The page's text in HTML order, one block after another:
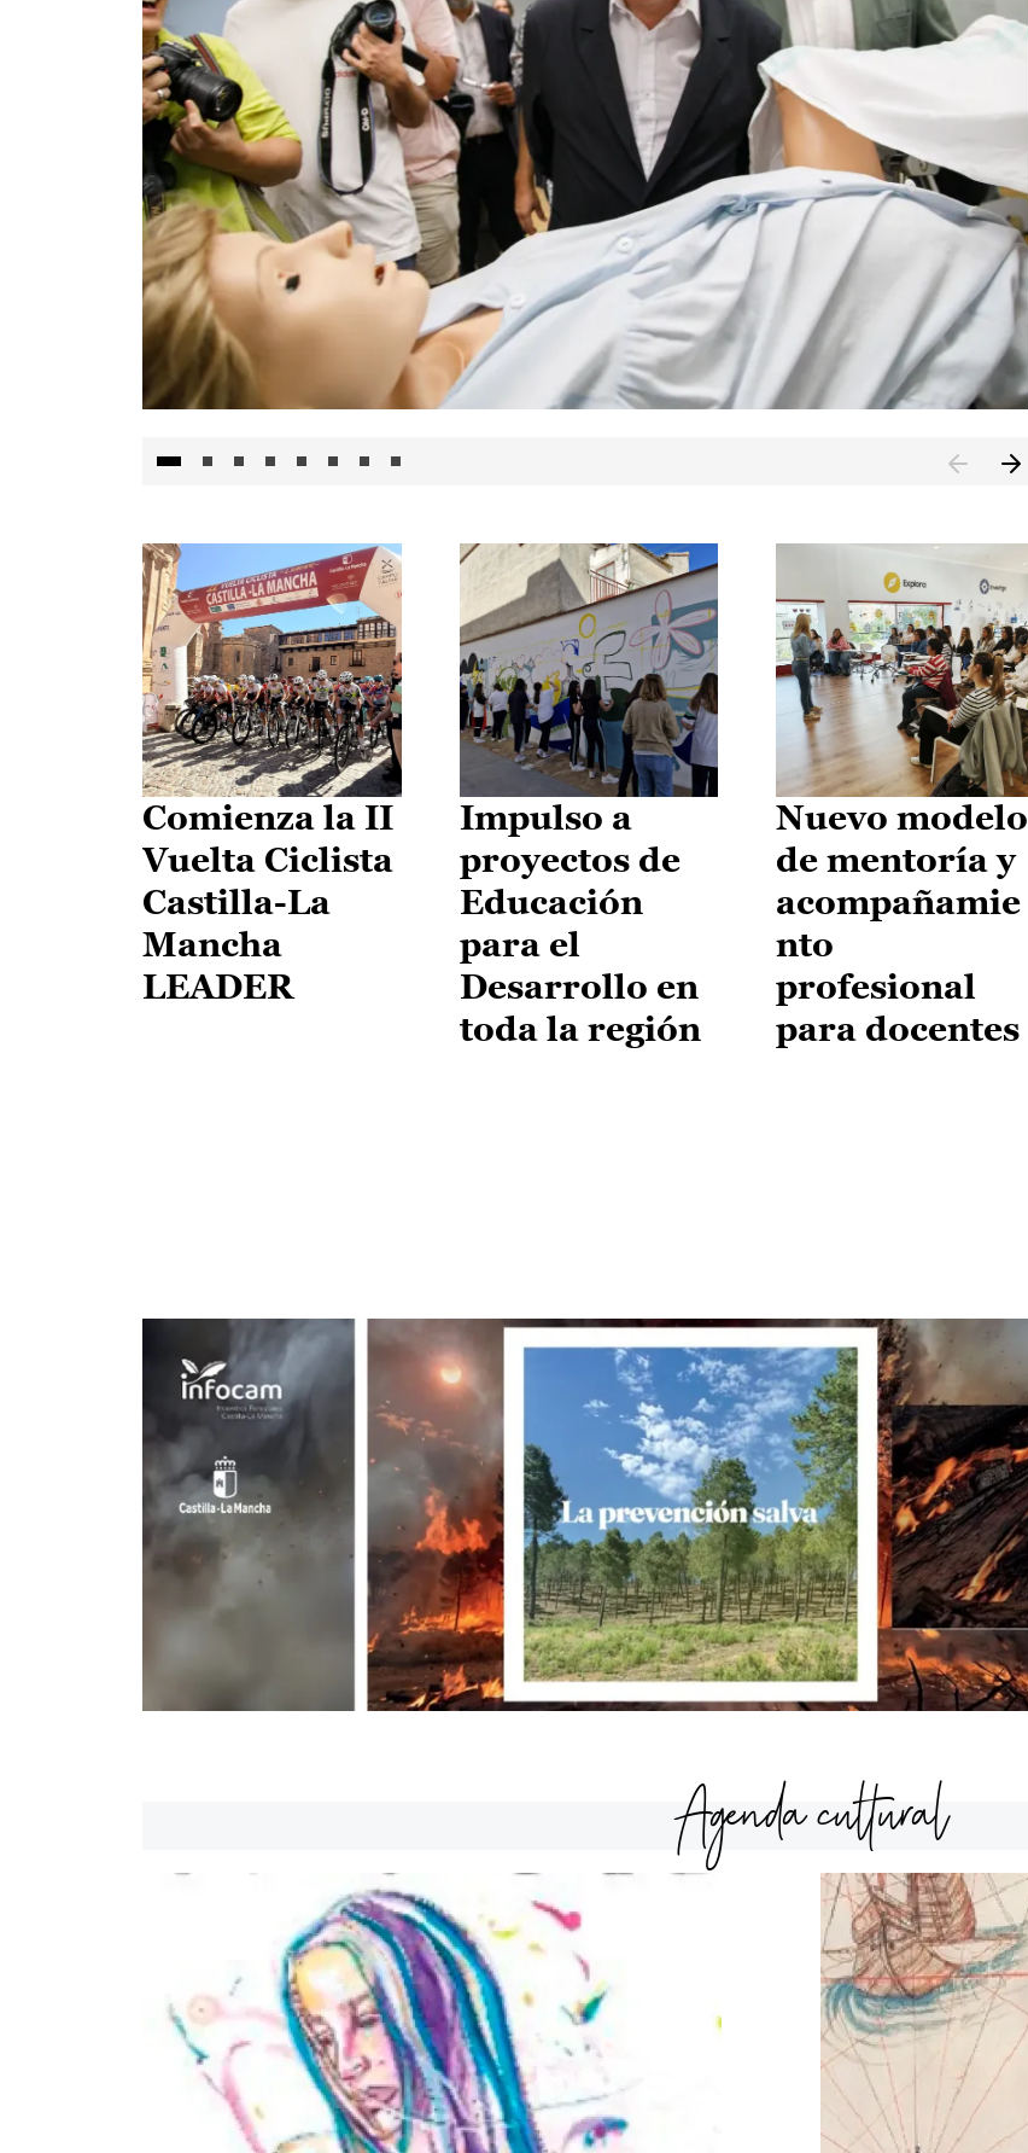
Comienza la II
Vuelta Ciclista
Castilla-La
Mancha
LEADER
Impulso a
proyectos de
Educación
para el
Desarrollo en
toda la región
Nuevo modelo
de mentoría y
acompañamie
nto
profesional
para docentes
Agenda cultural